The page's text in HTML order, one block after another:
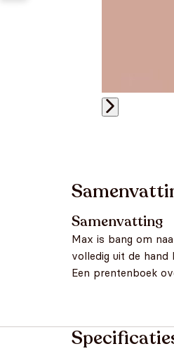
Samenvatting
Max is bang om
volledig uit de
Een prentenboek